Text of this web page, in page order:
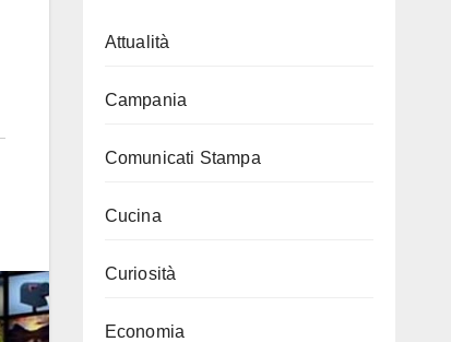
Attualità
Campania
Comunicati Stampa
Cucina
Curiosità
Economia